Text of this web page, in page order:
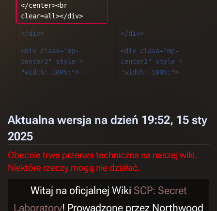
</center><br
clear=all></div>
</div> </div>
<div class="mp-
center2" style =
"width: 100%;">
<div class="mp-
center2" style =
"width: 100%;">
Aktualna wersja na dzień 19:52, 15 sty
2025
Obecnie trwa przerwa techniczna na naszej wiki.
Niektóre rzeczy mogą nie działać.
Witaj na oficjalnej Wiki SCP: Secret
Laboratory! Prowadzone przez Northwood